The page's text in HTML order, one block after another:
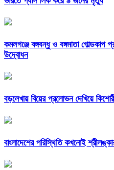
কমলগঞ্জে বঙ্গবন্ধু ও বঙ্গমাতা গোল্ডকাপ
উদ্বোধন
বড়লেখায় বিয়ের প্রলোভন দেখিয়ে
বাংলাদেশের পরিস্থিতি কখনোই